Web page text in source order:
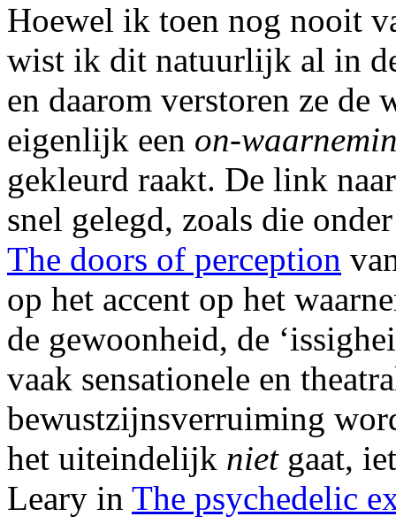
Hoewel ik toen nog nooit
wist ik dit natuurlijk al in
en daarom verstoren ze de
eigenlijk een on-
gekleurd raakt. De link
snel gelegd, zoals die
The doors of perception
op het accent op het
de gewoonheid, de
vaak sensationele en
bewustzijnsverruiming
het uiteindelijk nietgaat,
Leary in The psychedelic